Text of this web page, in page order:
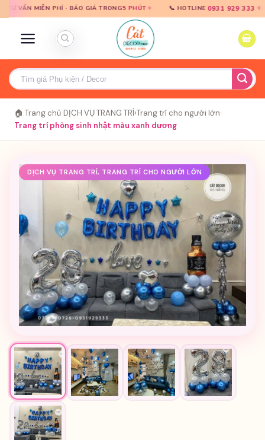
qua
qua
PHÍ · BÁO GIÁ TRONG5 PHÚT✦ 📞 HOTLINE0931 929 333✦ 🚀
Tìm
kiếm:
🏠 Trang chủ DỊCH VỤ TRANG TRÍ›Trang trí cho người lớn
Trang trí phòng sinh nhật màu xanh dương
DỊCH VỤ TRANG TRÍ, TRANG TRÍ CHO NGƯỜI LỚN